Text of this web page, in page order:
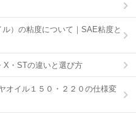
）の粘度について｜SAE粘度と
X・STの違いと選び方
オイル１５０・２２０の仕様変